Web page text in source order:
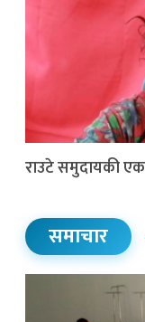
राउटे समुदायकी
समाचार